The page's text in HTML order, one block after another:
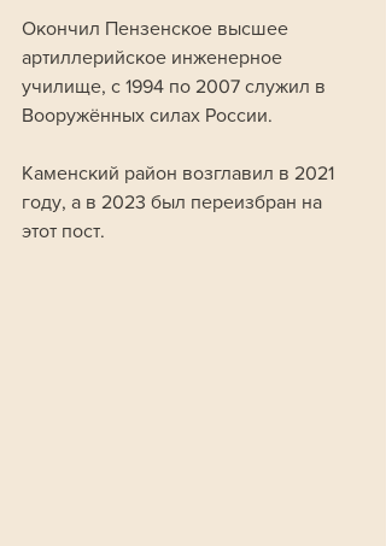
Окончил Пензенское высшее
артиллерийское инженерное
училище, с 1994 по 2007 служил в
Вооружённых силах России.
Каменский район возглавил в 2021
году, а в 2023 был переизбран на
этот пост.